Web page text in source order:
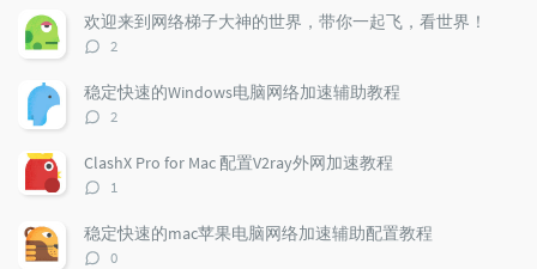
u
l
a
r
a
r
t
i
l
e
e
s
c
o
m
t
d
o
欢迎来到网络梯子大神的世界，带你一起飞，看世界！
评
数：
2
稳定快速的Windows电脑网络加速辅助教程
评
数：
2
ClashX Pro for Mac 配置V2ray外网加速教程
评
数：
1
稳定快速的mac苹果电脑网络加速辅助配置教程
评
0